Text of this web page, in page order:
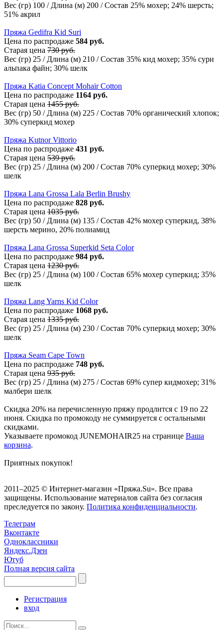
Вес (гр) 100 / Длина (м) 200 / Состав 25% мохер; 24% шерсть;
51% акрил
Пряжа Gedifra Kid Suri
Цена по распродаже 584 руб.
Старая цена 730 руб.
Вес (гр) 25 / Длина (м) 210 / Состав 35% кид мохер; 35% сури
альпака файн; 30% шелк
Пряжа Katia Concept Mohair Cotton
Цена по распродаже 1164 руб.
Старая цена 1455 руб.
Вес (гр) 50 / Длина (м) 225 / Состав 70% органический хлопок;
30% суперкид мохер
Пряжа Kutnor Vittorio
Цена по распродаже 431 руб.
Старая цена 539 руб.
Вес (гр) 25 / Длина (м) 200 / Состав 70% суперкид мохер; 30%
шелк
Пряжа Lana Grossa Lala Berlin Brushy
Цена по распродаже 828 руб.
Старая цена 1035 руб.
Вес (гр) 50 / Длина (м) 135 / Состав 42% мохер суперкид, 38%
шерсть мерино, 20% полиамид
Пряжа Lana Grossa Superkid Seta Color
Цена по распродаже 984 руб.
Старая цена 1230 руб.
Вес (гр) 25 / Длина (м) 100 / Состав 65% мохер суперкид; 35%
шелк
Пряжа Lang Yarns Kid Color
Цена по распродаже 1068 руб.
Старая цена 1335 руб.
Вес (гр) 25 / Длина (м) 230 / Состав 70% суперкид мохер; 30%
шелк
Пряжа Seam Cape Town
Цена по распродаже 748 руб.
Старая цена 935 руб.
Вес (гр) 25 / Длина (м) 275 / Состав 69% супер кидмохер; 31%
малбери шелк
Скидка 20% на перечисленную пряжу продлится с 19 по 22
июня. Скидка по промокоду не суммируется с остальными
скидками.
Указываете промокод JUNEMOHAIR25 на странице Ваша
корзина.
Приятных покупок!
2011–2025 © Интернет-магазин «Пряжа.Su». Все права
защищены. Использование материалов сайта без согласия
преследуется по закону. Политика конфиденциальности.
Телеграм
Вконтакте
Одноклассники
Яндекс.Дзен
Ютуб
Полная версия сайта
Регистрация
вход